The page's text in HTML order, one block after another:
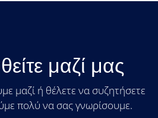
μαζί μας
μαζί ή θέλετε να συζητήσετε
πολύ να σας γνωρίσουμε.